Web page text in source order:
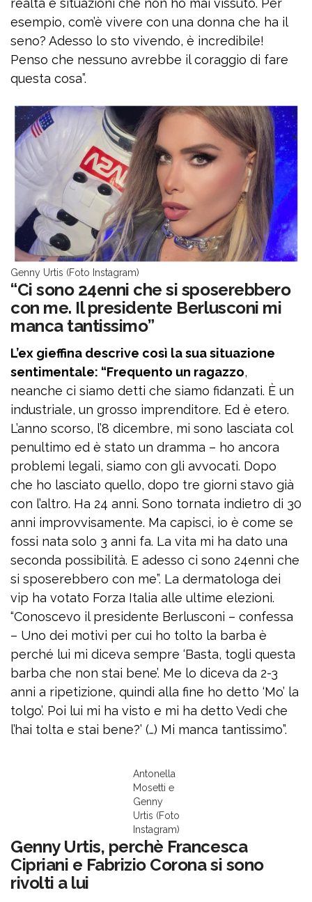
realtà e situazioni che non ho mai vissuto. Per
esempio, com’è vivere con una donna che ha il
seno? Adesso lo sto vivendo, è incredibile!
Penso che nessuno avrebbe il coraggio di fare
questa cosa”.
Genny Urtis (Foto Instagram)
“Ci sono 24enni che si sposerebbero
con me. Il presidente Berlusconi mi
manca tantissimo”
L’ex gieffina descrive così la sua situazione
sentimentale: “Frequento un ragazzo,
neanche ci siamo detti che siamo fidanzati. È un
industriale, un grosso imprenditore. Ed è etero.
L’anno scorso, l’8 dicembre, mi sono lasciata col
penultimo ed è stato un dramma – ho ancora
problemi legali, siamo con gli avvocati. Dopo
che ho lasciato quello, dopo tre giorni stavo già
con l’altro. Ha 24 anni. Sono tornata indietro di 30
anni improvvisamente. Ma capisci, io è come se
fossi nata solo 3 anni fa. La vita mi ha dato una
seconda possibilità. E adesso ci sono 24enni che
si sposerebbero con me”. La dermatologa dei
vip ha votato Forza Italia alle ultime elezioni.
“Conoscevo il presidente Berlusconi – confessa
– Uno dei motivi per cui ho tolto la barba è
perché lui mi diceva sempre ‘Basta, togli questa
barba che non stai bene’. Me lo diceva da 2-3
anni a ripetizione, quindi alla fine ho detto ‘Mo’ la
tolgo’. Poi lui mi ha visto e mi ha detto Vedi che
l’hai tolta e stai bene?’ (…) Mi manca tantissimo”.
Antonella
Mosetti e
Genny
Urtis (Foto
Instagram)
Genny Urtis, perchè Francesca
Cipriani e Fabrizio Corona si sono
rivolti a lui